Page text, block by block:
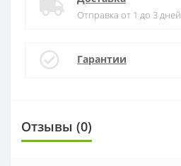
Отправка от 1 до 3 дней
Гарантии
Отзывы (0)